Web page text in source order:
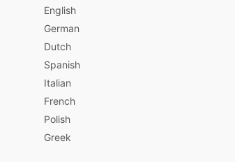
English
German
Dutch
Spanish
Italian
French
Polish
Greek